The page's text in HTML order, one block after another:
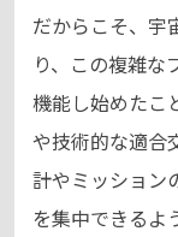
だからこそ、宇
り、この複雑な
機能し始めたこ
や技術的な適合
計やミッション
を集中できるよ